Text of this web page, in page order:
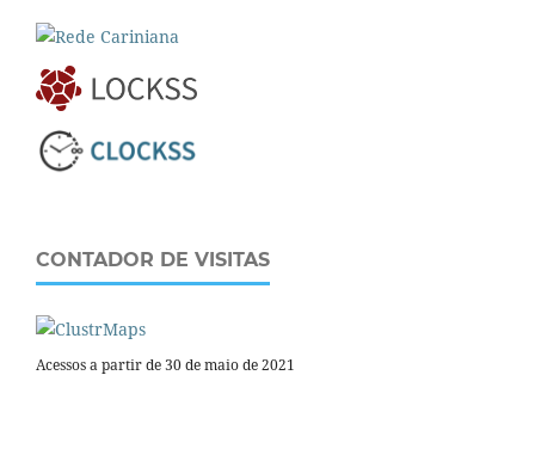
CONTADOR DE VISITAS
Acessos a partir de 30 de maio de 2021